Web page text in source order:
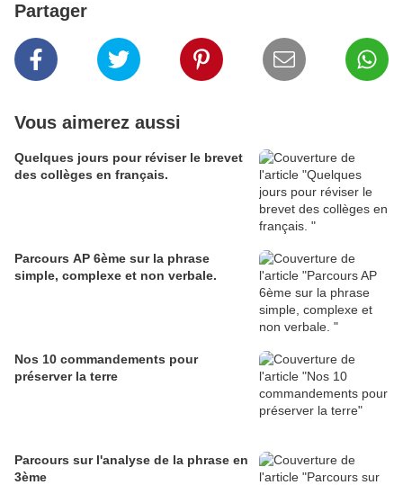
Partager
Vous aimerez aussi
Quelques jours pour réviser le brevet
des collèges en français.
Parcours AP 6ème sur la phrase
simple, complexe et non verbale.
Nos 10 commandements pour
préserver la terre
Parcours sur l'analyse de la phrase en
3ème